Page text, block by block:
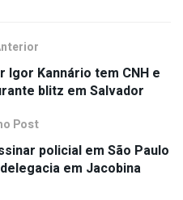
Igor Kannário tem CNH e
blitz em Salvador
Post
policial em São Paulo
em Jacobina